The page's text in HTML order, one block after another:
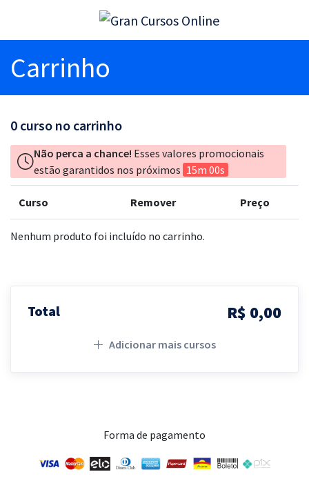
Carrinho
0 curso no carrinho
Não perca a chance! Esses valores promocionais
estão garantidos nos próximos 15m 00s
Curso Remover Preço
Nenhum produto foi incluído no carrinho.
Total R$ 0,00
Adicionar mais cursos
Forma de pagamento